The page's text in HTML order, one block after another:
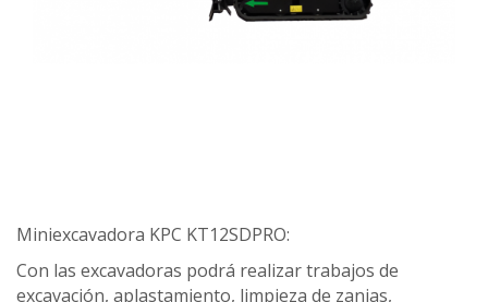
Miniexcavadora KPC KT12SDPRO:
Con las excavadoras podrá realizar trabajos de
excavación, aplastamiento, limpieza de zanjas,